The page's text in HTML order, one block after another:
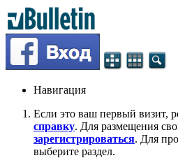
Навигация
Если это ваш первый визит,
справку. Для размещения
зарегистрироваться. Для
выберите раздел.